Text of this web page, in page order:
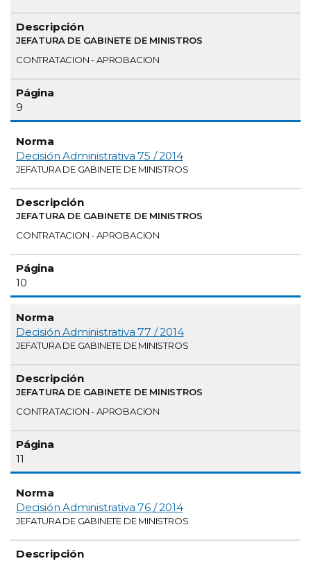
JEFATURA DE GABINETE DE MINISTROS
CONTRATACION - APROBACION
9
Decisión Administrativa 75 / 2014
JEFATURA DE GABINETE DE MINISTROS
JEFATURA DE GABINETE DE MINISTROS
CONTRATACION - APROBACION
10
Decisión Administrativa 77 / 2014
JEFATURA DE GABINETE DE MINISTROS
JEFATURA DE GABINETE DE MINISTROS
CONTRATACION - APROBACION
11
Decisión Administrativa 76 / 2014
JEFATURA DE GABINETE DE MINISTROS